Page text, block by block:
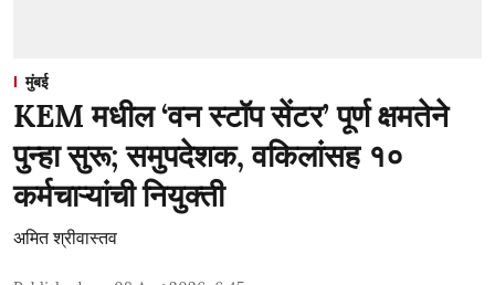
मुंबई
KEM मधील ‘वन स्टॉप सेंटर’ पूर्ण क्षमतेने
पुन्हा सुरू; समुपदेशक, वकिलांसह १०
कर्मचाऱ्यांची नियुक्ती
अमित श्रीवास्तव